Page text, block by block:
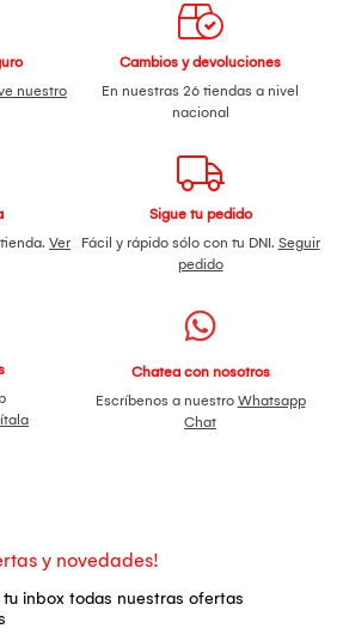
nuestro
Cambios y devoluciones
En nuestras 26 tiendas a nivel
nacional
Ver
Sigue tu pedido
Fácil y rápido sólo con tu DNI. Seguir
pedido
Chatea con nosotros
Escríbenos a nuestro Whatsapp
Chat
y novedades!
inbox todas nuestras ofertas